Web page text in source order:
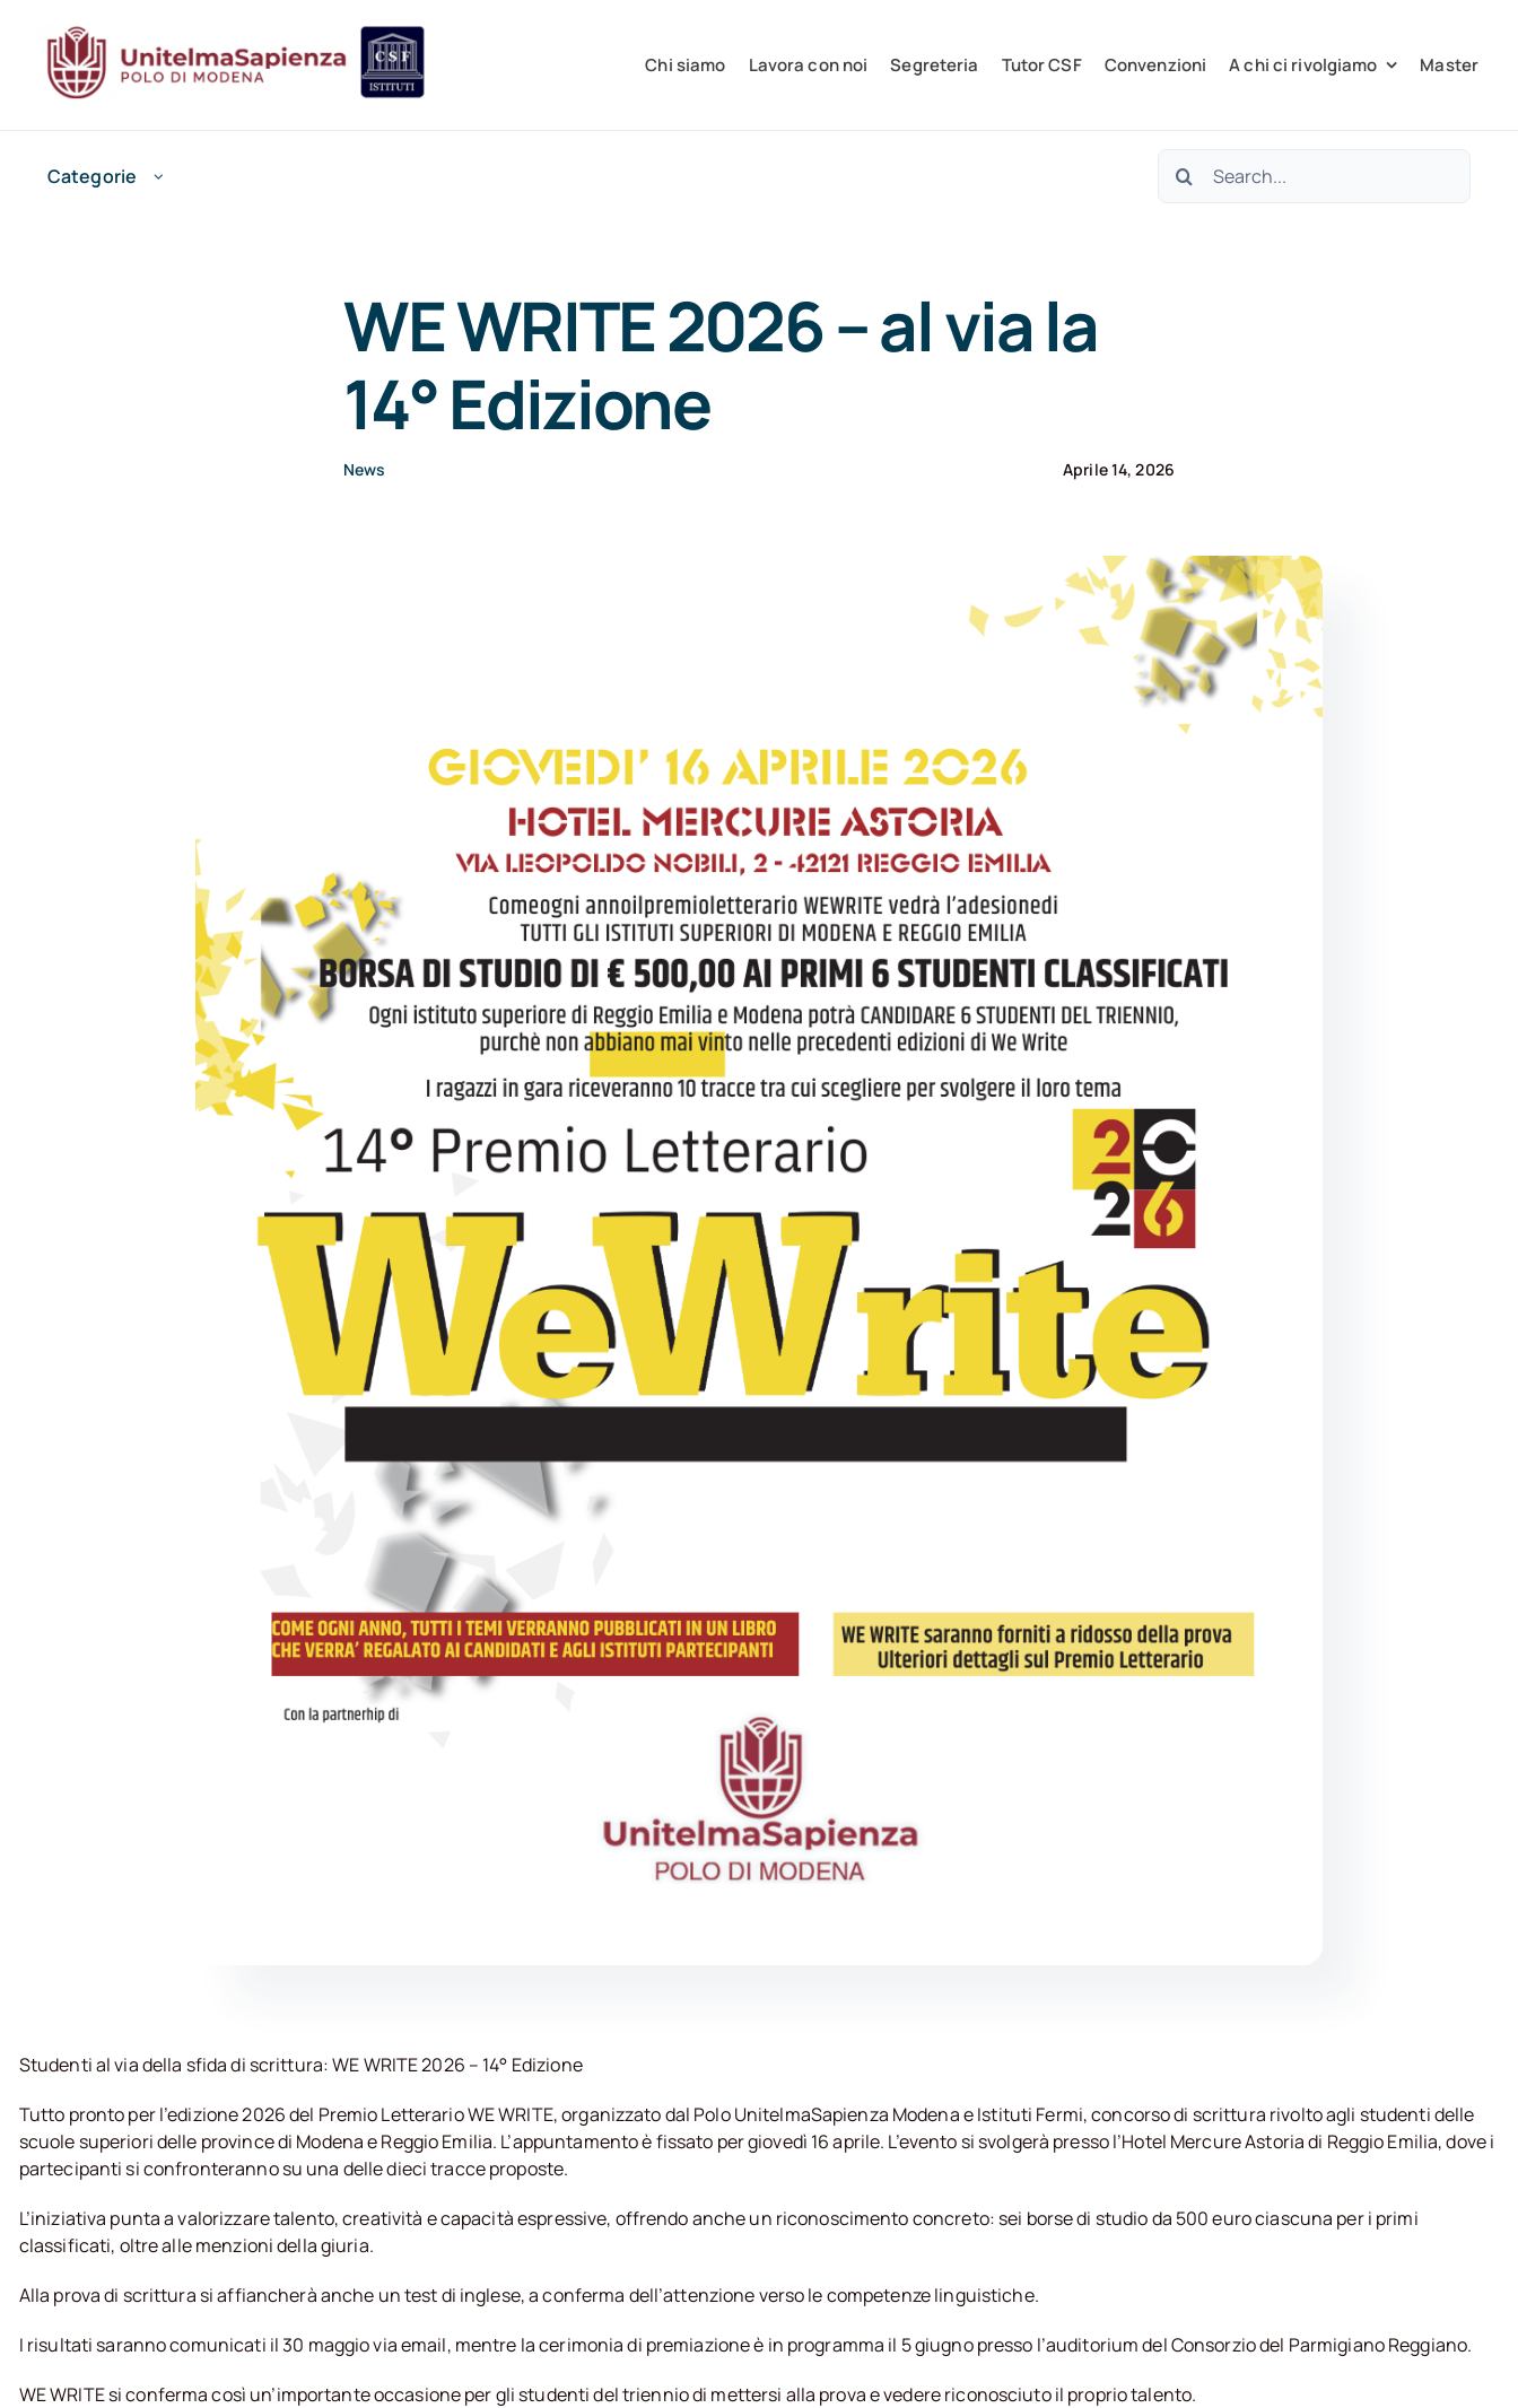
contenuto
Chi siamo Lavora con noi Segreteria Tutor CSF Convenzioni A chi ci rivolgiamo Master
Categorie
per:
WE WRITE 2026 – al via la
14° Edizione
News Aprile 14, 2026
Studenti al via della sfida di scrittura: WE WRITE 2026 – 14° Edizione
Tutto pronto per l’edizione 2026 del Premio Letterario WE WRITE, organizzato dal Polo UnitelmaSapienza Modena e Istituti Fermi, concorso di scrittura rivolto agli studenti delle
scuole superiori delle province di Modena e Reggio Emilia. L’appuntamento è fissato per giovedì 16 aprile. L’evento si svolgerà presso l’Hotel Mercure Astoria di Reggio Emilia, dove i
partecipanti si confronteranno su una delle dieci tracce proposte.
L’iniziativa punta a valorizzare talento, creatività e capacità espressive, offrendo anche un riconoscimento concreto: sei borse di studio da 500 euro ciascuna per i primi
classificati, oltre alle menzioni della giuria.
Alla prova di scrittura si affiancherà anche un test di inglese, a conferma dell’attenzione verso le competenze linguistiche.
I risultati saranno comunicati il 30 maggio via email, mentre la cerimonia di premiazione è in programma il 5 giugno presso l’auditorium del Consorzio del Parmigiano Reggiano.
WE WRITE si conferma così un’importante occasione per gli studenti del triennio di mettersi alla prova e vedere riconosciuto il proprio talento.